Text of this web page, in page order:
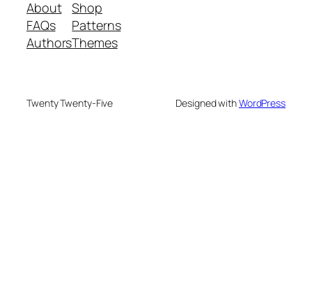
About
FAQs
Authors
Shop
Patterns
Themes
Twenty Twenty-Five Designed withWordPress